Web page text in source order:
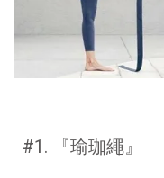
#1. 『瑜珈繩』